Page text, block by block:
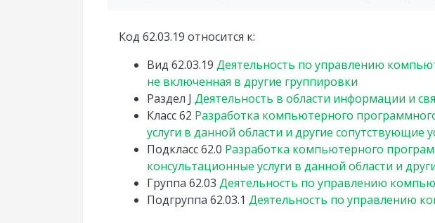
Код 62.03.19 относится к:
Вид 62.03.19 Деятельность по управлению
не включенная в другие группировки
Раздел J Деятельность в области информации и
Класс62 Разработка компьютерного
услуги в данной области и другие сопутствующие
Подкласс62.0 Разработка компьютерного
консультационные услуги в данной области и
Группа 62.03 Деятельность по управлению
Подгруппа 62.03.1 Деятельность по управлению